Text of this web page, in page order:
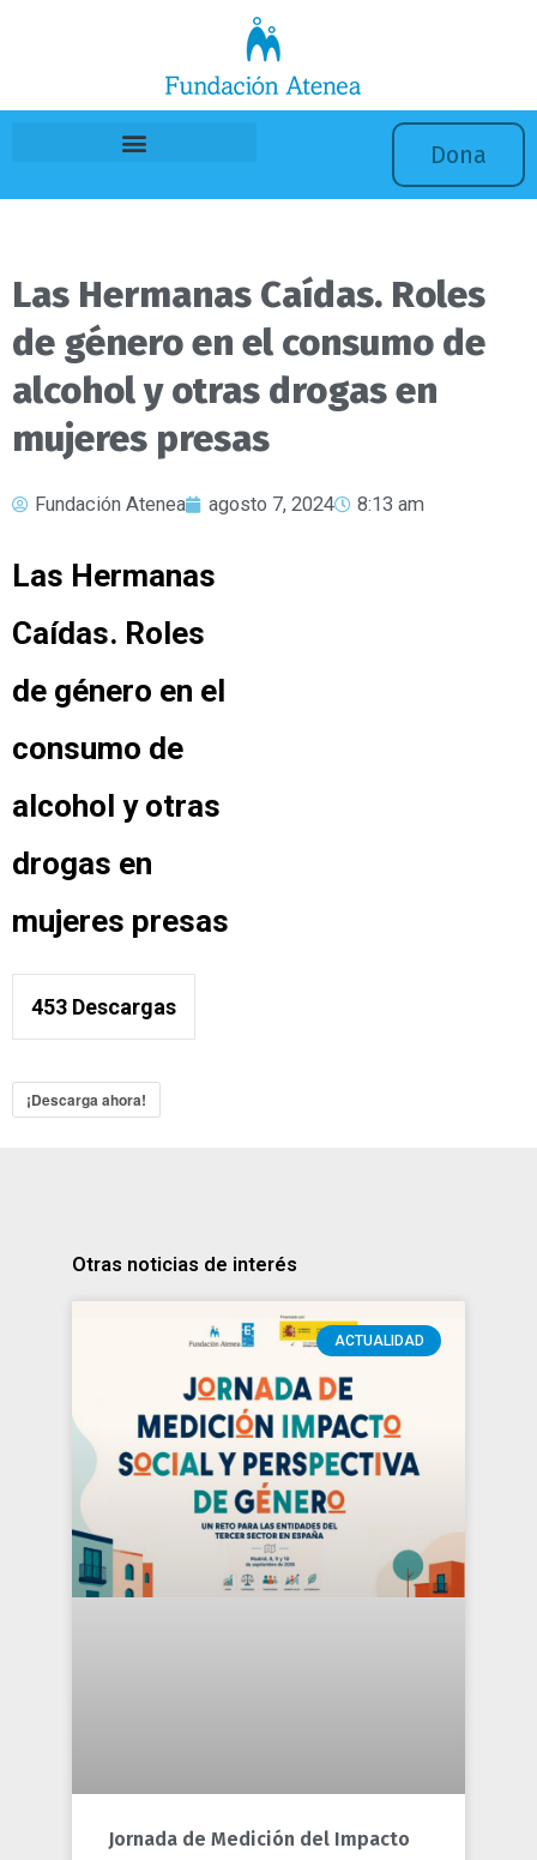
Dona
Las Hermanas Caídas. Roles
de género en el consumo de
alcohol y otras drogas en
mujeres presas
Fundación Atenea agosto 7, 2024 8:13 am
Las Hermanas
Caídas. Roles
de género en el
consumo de
alcohol y otras
drogas en
mujeres presas
453 Descargas
¡Descarga ahora!
Otras noticias de interés
ACTUALIDAD
Jornada de Medición del Impacto